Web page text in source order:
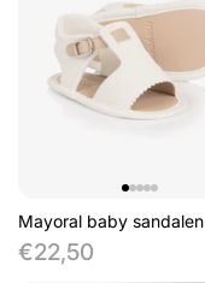
Mayoral baby sandalen
€22,50